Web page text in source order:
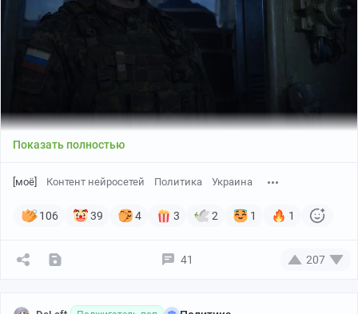
Случайные кадры эвакуации, которые украинские же
Никаких детей в здании детского сада не было. А вот
Показать полностью
[моё] Контент нейросетей Политика Украина
106 39 4 3 2 1 1
41 207